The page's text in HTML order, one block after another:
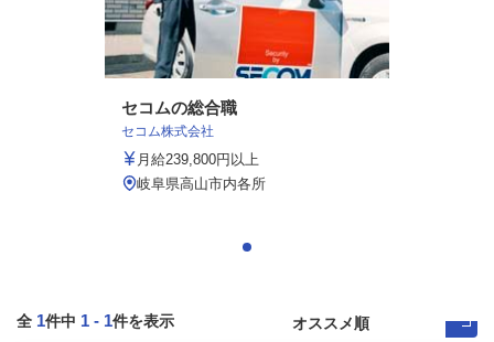
セコムの総合職
セコム株式会社
月給239,800円以上
岐阜県高山市内各所
全 1件中 1 - 1件を表示